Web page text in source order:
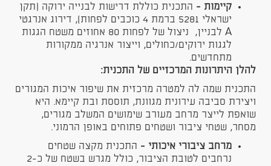
קיימות - התכנית כוללת דרישות לבנייה ירוקה (תקן
ישראלי 5281 ברמת 4 כוכבים לפחות), דירוג אנרגטי
A לבניין, ניצול של לפחות 80 אחוזים משטח הגגות
לגגות ירוקים/כחולים, וייצור אנרגיה ממקורות
מתחדשים.
להלן היתרונות המרכזיים של התכנית:
התכנית שמה לה למטרה מרכזית את שיפור איכות המגורים
ויצירת סביבה עירונית מגוונת, תוססת ובת קיימא. היא
שואפת לייצר מרחב מעורב שימושים המשלב מגורים,
מסחר, שטחי ציבור ושטחים פתוחים באופן הרמוני.
מרחב ציבורי איכותי - התכנית מקצה שטחים
נרחבים לטובת הציבור, כולל מגרש בשטח של כ-2